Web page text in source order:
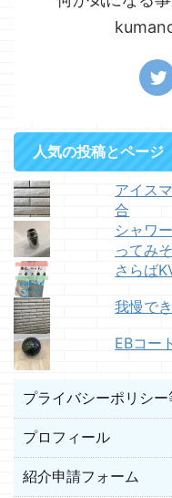
人気の投稿とページ
アイス
合
シャワ
ってみそ
さらば
我慢で
EBコー
プライバシーポリシー
プロフィール
紹介申請フォーム